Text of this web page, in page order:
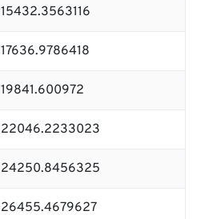
15432.3563116
17636.9786418
19841.600972
22046.2233023
24250.8456325
26455.4679627